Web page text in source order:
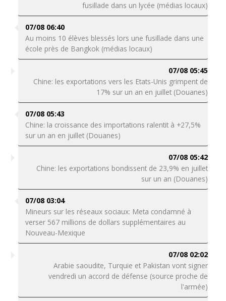
fusillade dans un lycée (médias locaux)
07/08 06:40
Au moins 10 élèves blessés lors une fusillade dans une
école près de Bangkok (médias locaux)
07/08 05:45
Chine: les exportations vers les Etats-Unis grimpent de
17% sur un an en juillet (Douanes)
07/08 05:43
Chine: la croissance des importations ralentit à +27,5%
sur un an en juillet (Douanes)
07/08 05:42
Chine: les exportations bondissent de 23,9% en juillet
sur un an (Douanes)
07/08 03:04
Mineurs sur les réseaux sociaux: Meta condamné à
verser 567 millions de dollars supplémentaires au
Nouveau-Mexique
07/08 02:02
Arabie saoudite, Turquie et Pakistan vont signer
vendredi un accord de défense (source proche de
l'armée)